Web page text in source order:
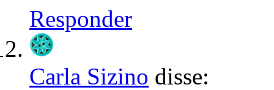
Responder
Carla Sizino disse: